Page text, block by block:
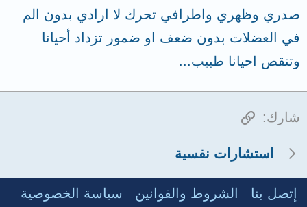
صدري وظهري واطرافي تحرك لا ارادي بدون الم
في العضلات بدون ضعف او ضمور تزداد أحيانا
وتنقص احيانا طبيب...
شارك: الرابط
استشارات نفسية
إتصل بنا الشروط والقوانين
سياسة الخصوصية